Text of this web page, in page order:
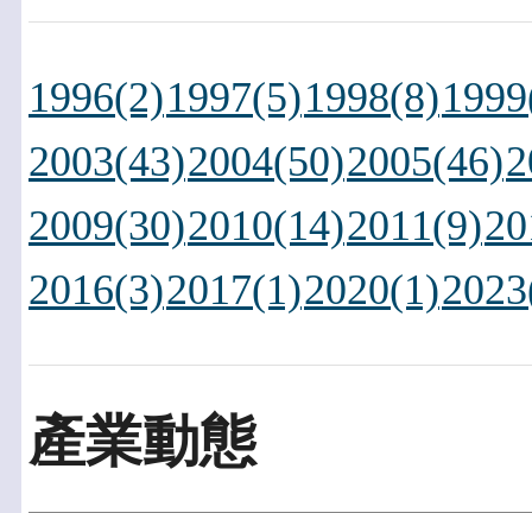
1996(2)1997(5)1998(8)
2003(43)2004(50)2005(46)
2009(30)2010(14)2011(9)
2016(3)2017(1)2020(1)
產業動態